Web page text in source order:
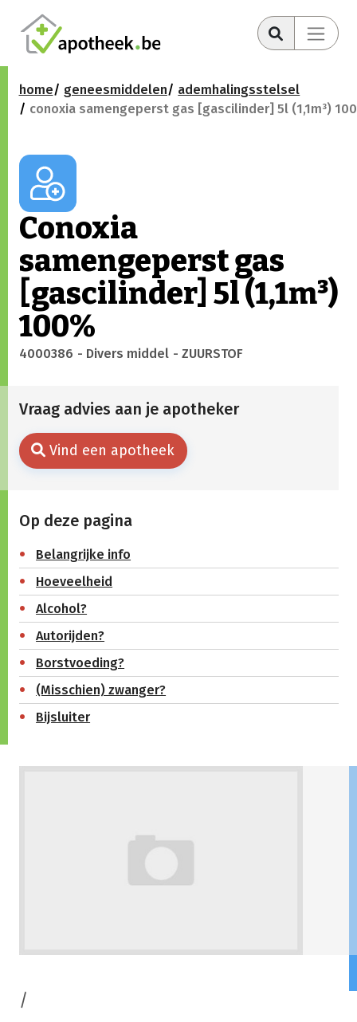
home geneesmiddelen
ademhalingsstelsel
conoxia samengeperst gas [gascilinder] 5l (1,1m³)
Conoxia
samengeperst gas
[gascilinder] 5l (1,1m³)
100%
4000386 - Divers middel - ZUURSTOF
Vraag advies aan je apotheker
Vind een apotheek
Op deze pagina
Belangrijke info
Hoeveelheid
Alcohol?
Autorijden?
Borstvoeding?
(Misschien) zwanger?
Bijsluiter
/